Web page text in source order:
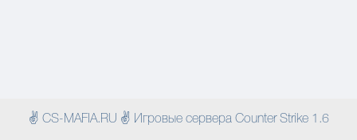
✌ CS-MAFIA.RU ✌ Игровые сервера Counter Strike 1.6